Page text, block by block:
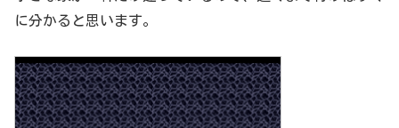
に分かると思います。